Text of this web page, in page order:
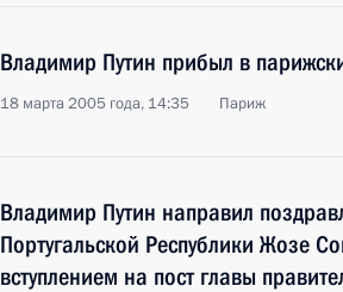
Владимир Путин прибыл в
18 марта 2005 года, 14:35 Париж
Владимир Путин направил
Португальской Республики Жозе
вступлением на пост главы